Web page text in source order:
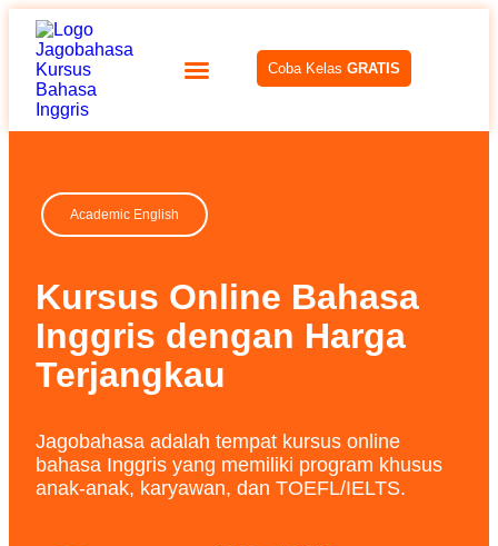
Coba Kelas GRATIS
Academic English
Kursus Online Bahasa
Inggris dengan Harga
Terjangkau
Jagobahasa adalah tempat kursus online
bahasa Inggris yang memiliki program khusus
anak-anak, karyawan, dan TOEFL/IELTS.